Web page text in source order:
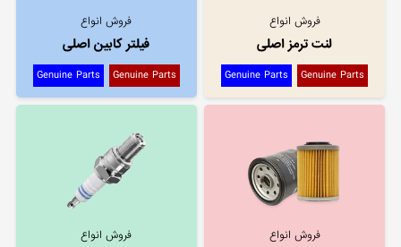
فروش انواع
لنت ترمز اصلی
Genuine Parts
Genuine Parts
فروش انواع
فیلتر کابین اصلی
Genuine Parts
Genuine Parts
فروش انواع فروش انواع